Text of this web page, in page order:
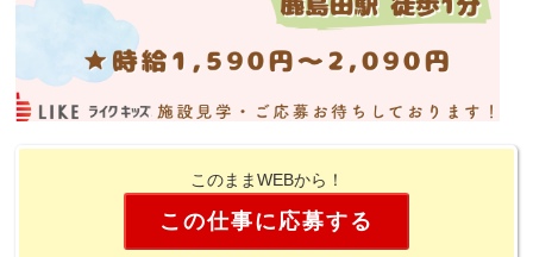
このままWEBから！
この仕事に応募する